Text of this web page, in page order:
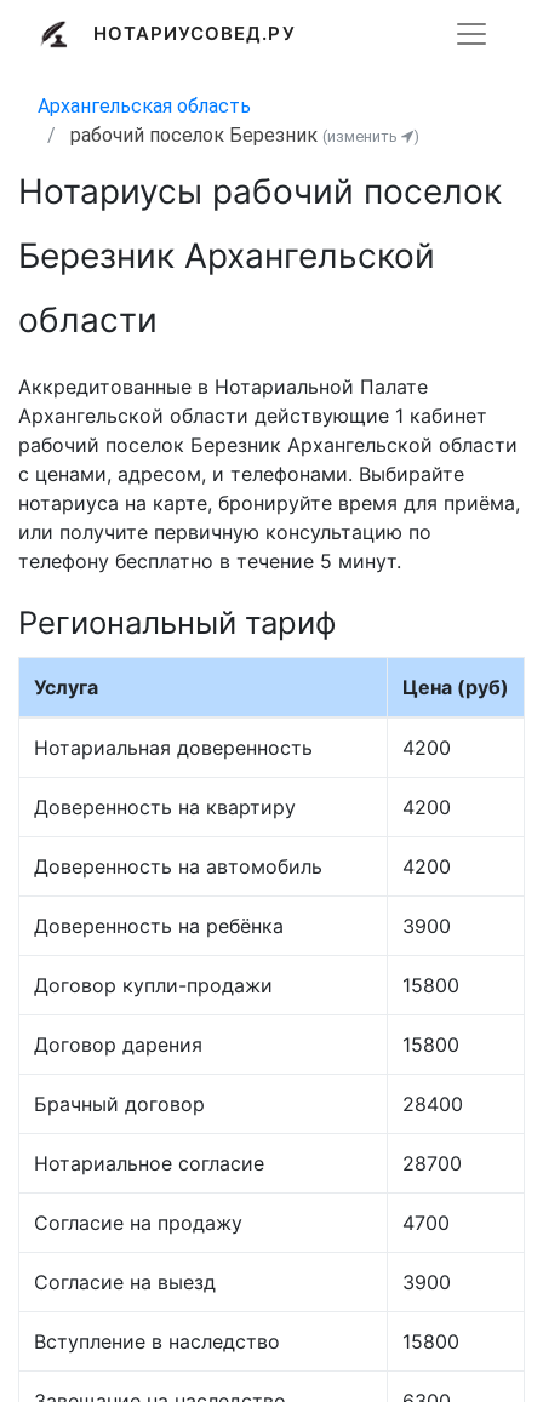
НОТАРИУСОВЕД.РУ
Архангельская область
рабочий поселок Березник (изменить )
Нотариусы рабочий поселок
Березник Архангельской
области
Аккредитованные в Нотариальной Палате
Архангельской области действующие 1 кабинет
рабочий поселок Березник Архангельской области
с ценами, адресом, и телефонами. Выбирайте
нотариуса на карте, бронируйте время для приёма,
или получите первичную консультацию по
телефону бесплатно в течение 5 минут.
Региональный тариф
Услуга Цена (руб)
Нотариальная доверенность 4200
Доверенность на квартиру 4200
Доверенность на автомобиль 4200
Доверенность на ребёнка 3900
Договор купли-продажи 15800
Договор дарения 15800
Брачный договор 28400
Нотариальное согласие 28700
Согласие на продажу 4700
Согласие на выезд 3900
Вступление в наследство 15800